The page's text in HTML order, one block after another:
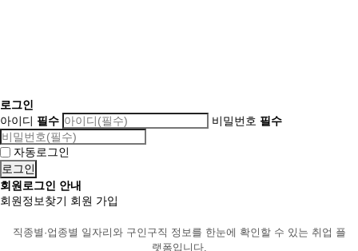
로그인
아이디 필수 비밀번호 필수
자동로그인
회원로그인 안내
회원정보찾기 회원 가입
직종별·업종별 일자리와 구인구직 정보를 한눈에 확인할 수 있는 취업 플
랫폼입니다.